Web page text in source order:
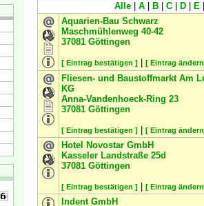
Alle A B C D E
Aquarien-Bau Schwarz
Maschmühlenweg 40-42
37081 Göttingen
[ Eintrag bestätigen ] [ Eintrag
Fliesen- und Baustoffmarkt Am
KG
Anna-Vandenhoeck-Ring 23
37081 Göttingen
[ Eintrag bestätigen ] [ Eintrag
Hotel Novostar GmbH
Kasseler Landstraße 25d
37081 Göttingen
[ Eintrag bestätigen ] [ Eintrag
Indent GmbH